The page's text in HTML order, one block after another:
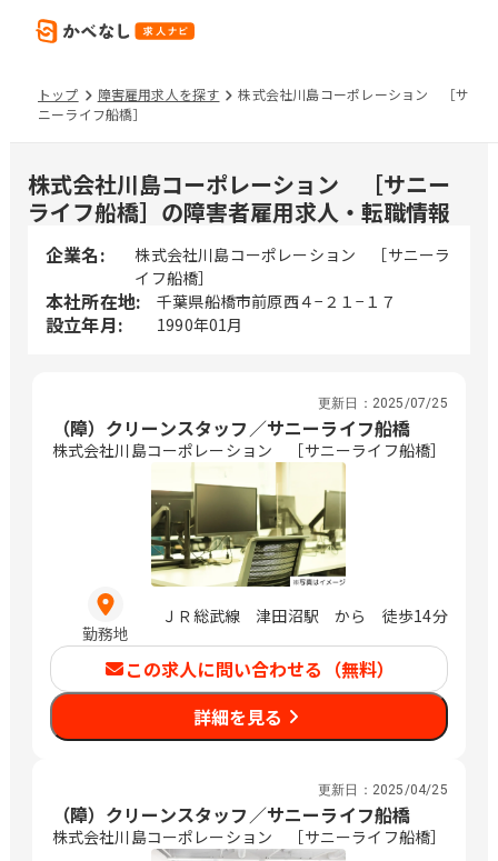
トップ 障害雇用求人を探す
株式会社川島コーポレーション ［サ
ニーライフ船橋］
株式会社川島コーポレーション ［サニー
ライフ船橋］の障害者雇用求人・転職情報
企業名:
株式会社川島コーポレーション ［サニーラ
イフ船橋］
本社所在地: 千葉県船橋市前原西４−２１−１７
設立年月: 1990年01月
更新日： 2025/07/25
（障）クリーンスタッフ／サニーライフ船橋
株式会社川島コーポレーション ［サニーライフ船橋］
勤務地
ＪＲ総武線 津田沼駅 から 徒歩14分
この求人に問い合わせる（無料）
詳細を見る
更新日： 2025/04/25
（障）クリーンスタッフ／サニーライフ船橋
株式会社川島コーポレーション ［サニーライフ船橋］